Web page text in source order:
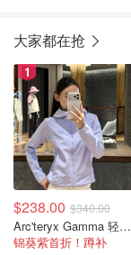
大家都在抢
1
$238.00 $340.00
Arc'teryx Gamma 轻量连帽卫衣 女款
锦葵紫首折！蹲补